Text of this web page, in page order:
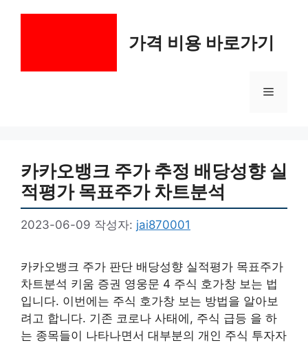
가격 비용 바로가기
메
카카오뱅크 주가 추정 배당성향 실
적평가 목표주가 차트분석
2023-06-09 작성자: jai870001
카카오뱅크 주가 판단 배당성향 실적평가 목표주가
차트분석 키움 증권 영웅문 4 주식 호가창 보는 법
입니다. 이번에는 주식 호가창 보는 방법을 알아보
려고 합니다. 기존 코로나 사태에, 주식 급등 을 하
는 종목들이 나타나면서 대부분의 개인 주식 투자자